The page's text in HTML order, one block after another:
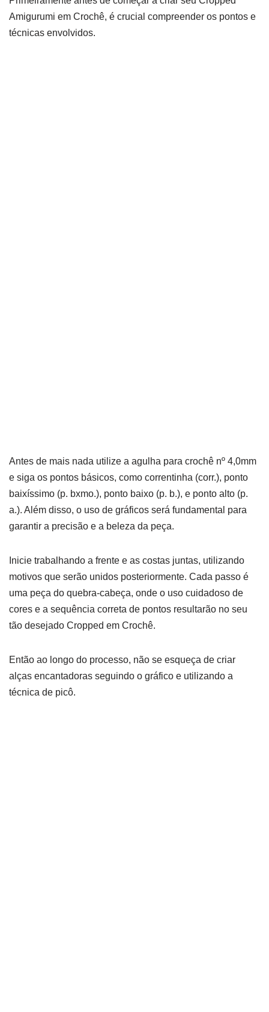
Amigurumi em Crochê, é crucial compreender os pontos e
técnicas envolvidos.
Antes de mais nada utilize a agulha para crochê nº 4,0mm
e siga os pontos básicos, como correntinha (corr.), ponto
baixíssimo (p. bxmo.), ponto baixo (p. b.), e ponto alto (p.
a.). Além disso, o uso de gráficos será fundamental para
garantir a precisão e a beleza da peça.
Inicie trabalhando a frente e as costas juntas, utilizando
motivos que serão unidos posteriormente. Cada passo é
uma peça do quebra-cabeça, onde o uso cuidadoso de
cores e a sequência correta de pontos resultarão no seu
tão desejado Cropped em Crochê.
Então ao longo do processo, não se esqueça de criar
alças encantadoras seguindo o gráfico e utilizando a
técnica de picô.